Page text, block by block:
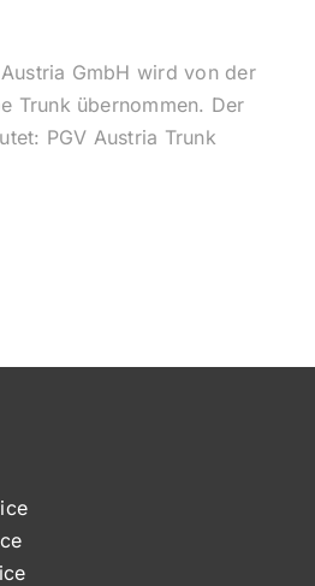
GmbH wird von der
Trunk übernommen. Der
PGV Austria Trunk